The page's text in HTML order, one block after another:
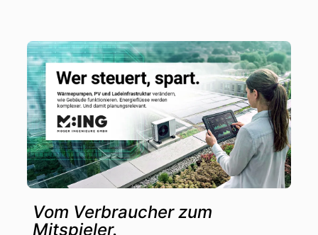
Vom Verbraucher zum
Mitspieler.